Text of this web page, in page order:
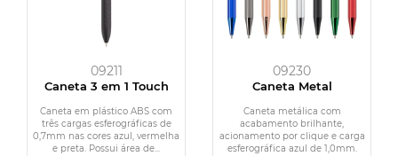
09211
Caneta 3 em 1 Touch
Caneta em plástico ABS com
três cargas esferográficas de
0,7mm nas cores azul, vermelha
e preta. Possui área de...
09230
Caneta Metal
Caneta metálica com
acabamento brilhante,
acionamento por clique e carga
esferográfica azul de 1,0mm.